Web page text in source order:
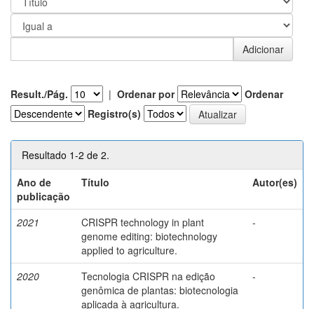
Result./Pág. | Ordenar por
Ordenar
Registro(s)
Resultado 1-2 de 2.
Ano de
publicação
Título Autor(es)
2021
CRISPR technology in plant
genome editing: biotechnology
applied to agriculture.
-
2020
Tecnologia CRISPR na edição
genômica de plantas: biotecnologia
aplicada à agricultura.
-